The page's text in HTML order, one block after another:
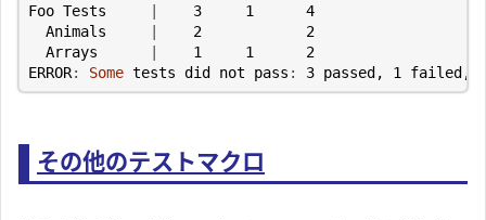
Foo Tests | 3 1
4
Animals
| 2
2
Arrays
| 1 1
2
ERROR: Some tests did not pass : 3 passed, 1 failed,
その他のテストマクロ